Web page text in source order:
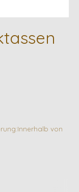
von